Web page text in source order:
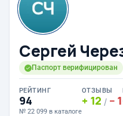
Сергей
Паспорт верифицирован
РЕЙТИНГ
94
№ 22 099 в каталоге
ОТЗЫВЫ
12 / 1